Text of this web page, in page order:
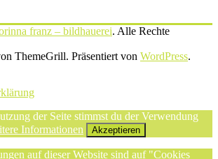
franz – bildhauerei. Alle Rechte
ThemeGrill. Präsentiert von WordPress.
der Seite stimmst du der Verwendung
Informationen Akzeptieren
auf dieser Website sind auf "Cookies